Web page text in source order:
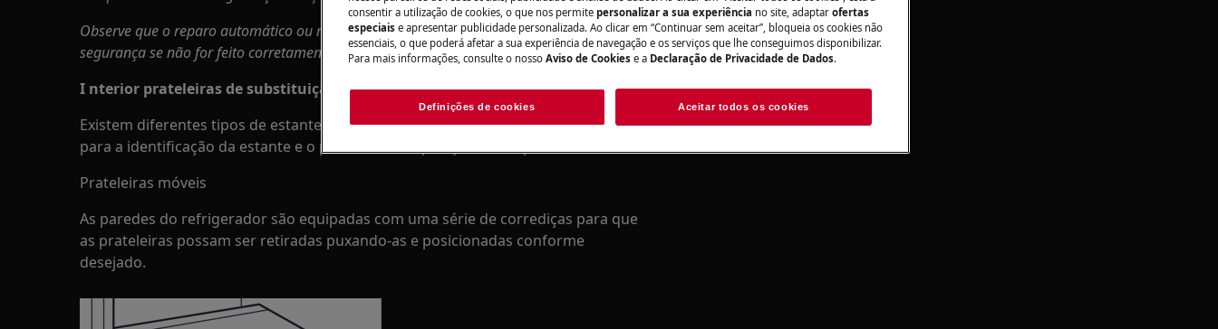
Observe que o reparo automático ou não profissional pode ter consequências de
segurança se não for feito corretamente
I nterior prateleiras de substituição
Existem diferentes tipos de estantes, e a descrição e as imagens fornecem suporte
para a identificação da estante e o processo de reposição correspondente.
Prateleiras móveis
As paredes do refrigerador são equipadas com uma série de corrediças para que
as prateleiras possam ser retiradas puxando-as e posicionadas conforme
desejado.
consentir a utilização de cookies, o que nos permite personalizar a sua experiência no site, adaptar ofertas
especiais e apresentar publicidade personalizada. Ao clicar em “Continuar sem aceitar”, bloqueia os cookies não
essenciais, o que poderá afetar a sua experiência de navegação e os serviços que lhe conseguimos disponibilizar.
Para mais informações, consulte o nosso Aviso de Cookies e a Declaração de Privacidade de Dados.
Definições de cookies Aceitar todos os cookies